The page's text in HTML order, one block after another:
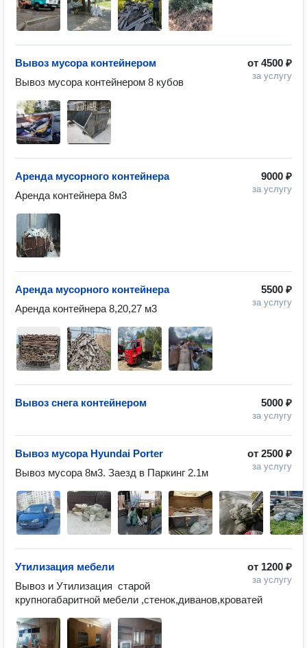
от 4500 ₽
за услугу
Вывоз мусора контейнером
Вывоз мусора контейнером 8 кубов
9000 ₽
за услугу
Аренда мусорного контейнера
Аренда контейнера 8м3
5500 ₽
за услугу
Аренда мусорного контейнера
Аренда контейнера 8,20,27 м3
5000 ₽
за услугу
Вывоз снега контейнером
от 2500 ₽
за услугу
Вывоз мусора Hyundai Porter
Вывоз мусора 8м3. Заезд в Паркинг 2.1м
от 1200 ₽
за услугу
Утилизация мебели
Вывоз и Утилизация  старой
крупногабаритной мебели ,стенок,диванов,кроватей